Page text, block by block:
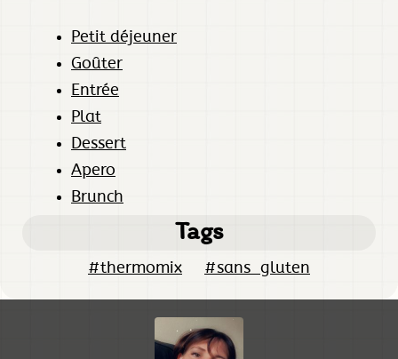
Petit déjeuner
Goûter
Entrée
Plat
Dessert
Apero
Brunch
Tags
#thermomix #sans_gluten